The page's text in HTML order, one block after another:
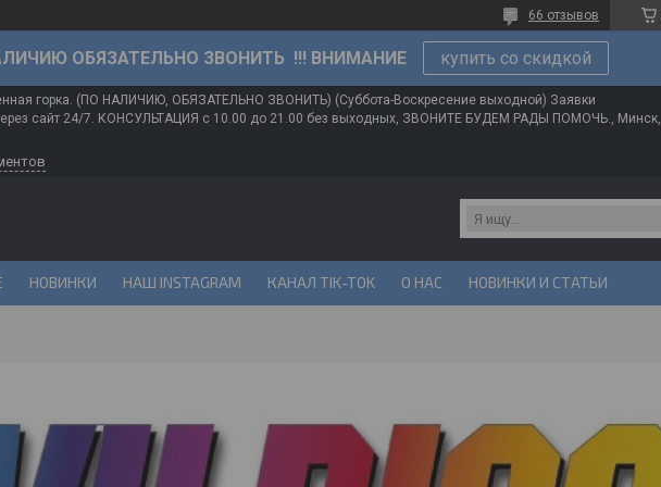
66 отзывов
ОБЯЗАТЕЛЬНО ЗВОНИТЬ !!! ВНИМАНИЕ купить со скидкой
горка. (ПО НАЛИЧИЮ, ОБЯЗАТЕЛЬНО ЗВОНИТЬ) (Суббота-Воскресение выходной) Заявки
сайт 24/7. КОНСУЛЬТАЦИЯ с 10.00 до 21.00 без выходных, ЗВОНИТЕ БУДЕМ РАДЫ ПОМОЧЬ., Минск,
НОВИНКИ НАШ INSTAGRAM КАНАЛ TIK-TOK О НАС НОВИНКИ И СТАТЬИ